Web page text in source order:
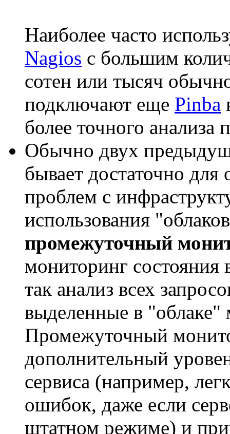
Наиболее часто
Nagios с большим
сотен или тысяч
подключают еще Pinba
более точного анализа
Обычно двух
бывает достаточно
проблем с
использования
промежуточный
мониторинг состояния
так анализ всех
выделенные в
Промежуточный
дополнительный
сервиса (например,
ошибок, даже если
штатном режиме) и